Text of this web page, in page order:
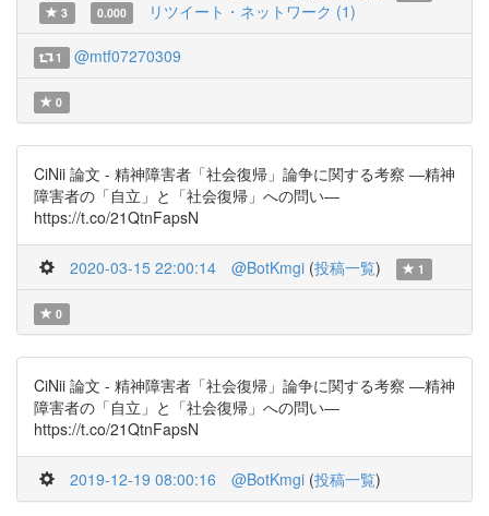
3
0.000 リツイート・ネットワーク (1)
1 @mtf07270309
0
CiNii 論文 - 精神障害者「社会復帰」論争に関する考察 ―精神
障害者の「自立」と「社会復帰」への問い―
https://t.co/21QtnFapsN
2020-03-15 22:00:14 @BotKmgi (投稿一覧) 1
0
CiNii 論文 - 精神障害者「社会復帰」論争に関する考察 ―精神
障害者の「自立」と「社会復帰」への問い―
https://t.co/21QtnFapsN
2019-12-19 08:00:16 @BotKmgi (投稿一覧)